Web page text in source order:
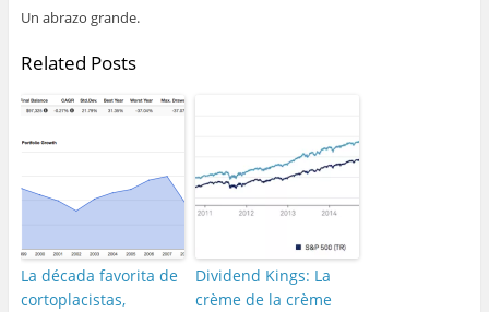
Un abrazo grande.
Related Posts
La década favorita de
cortoplacistas,
Dividend Kings: La
crème de la crème